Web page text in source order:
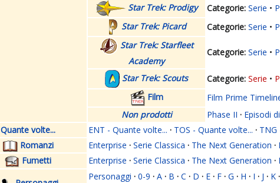
Star Trek: Prodigy
Serie
Star Trek: Picard
Serie
Star Trek: Starfleet
Academy
Serie
Star Trek: Scouts Serie
Film
Film Prime
Non prodotti
Phase II · Episodi di
Quante volte...
ENT - Quante volte... · TOS - Quante volte... · TNG
Romanzi
Enterprise · Serie Classica · The Next Generation ·
Fumetti
Enterprise · Serie Classica · The Next Generation ·
Personaggi · 0-9 · A · B · C · D · E · F · G · H · I · J · K ·